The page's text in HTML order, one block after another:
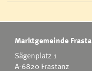
Marktgemeinde
Sägenplatz 1
A-6820 Frastanz